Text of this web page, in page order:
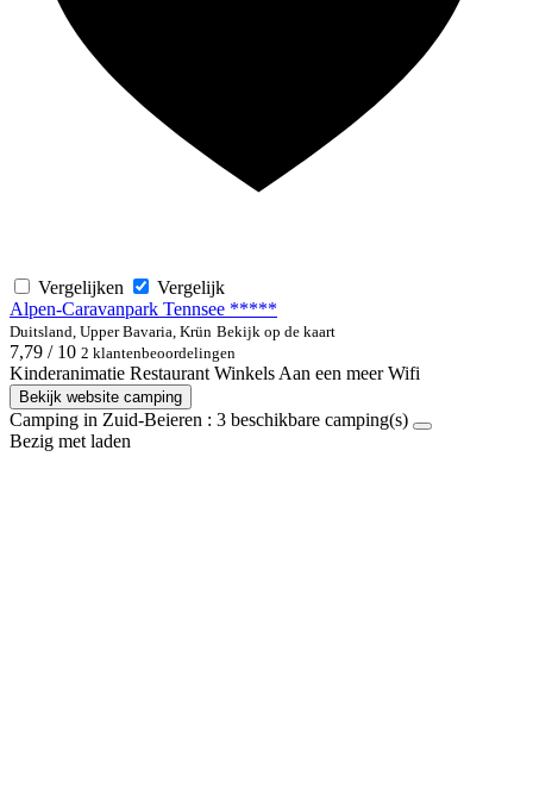
Vergelijken
Vergelijk
Alpen-Caravanpark Tennsee *****
Duitsland, Upper Bavaria, Krün Bekijk op de kaart
7,79 / 10 2 klantenbeoordelingen
Kinderanimatie Restaurant WinkelsAan een meer Wifi
Bekijk website camping
Camping in Zuid-Beieren : 3 beschikbare camping(s)
Bezig met laden